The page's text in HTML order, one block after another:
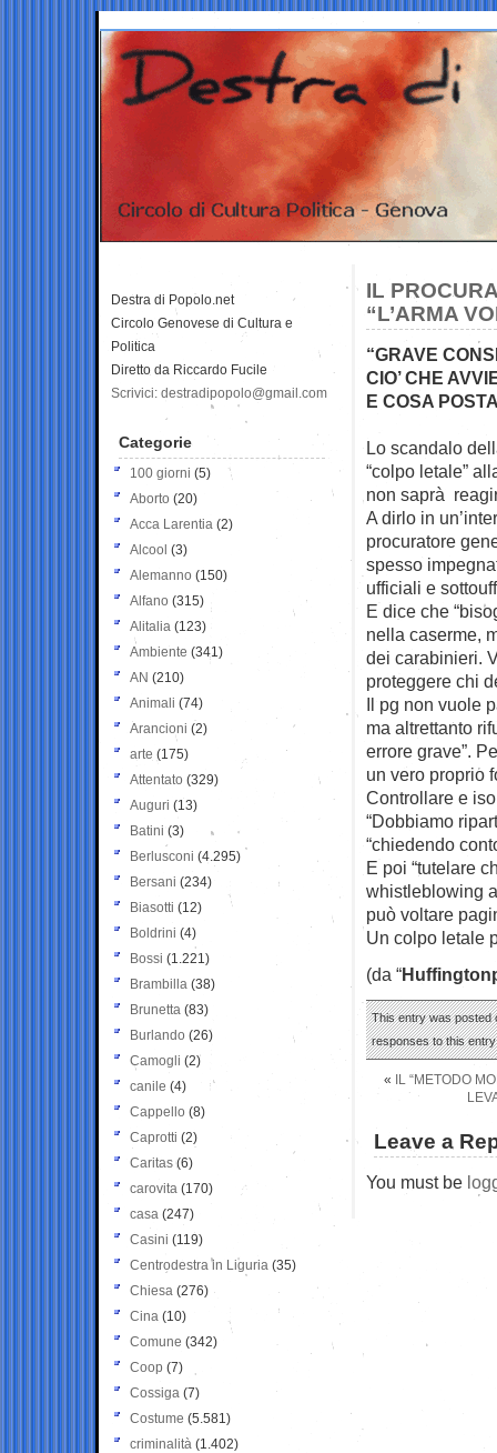
IL
“L’ARMA
“GRAVE
CIO’ CHE
E COSA
Lo scandalo
“colpo letale”
non saprà
A dirlo in
procuratore
spesso
ufficiali e
E dice che
nella caserme,
dei carabinieri.
proteggere chi
Il pg non vuole
ma altrettanto
errore grave”.
un vero proprio
Controllare e
“Dobbiamo
“chiedendo
E poi “tutelare
whistleblowing
può voltare
Un colpo letale
(da “
This entry was posted
responses to this
«
IL “METODO
Leave a
You must be
Destra di Popolo.net
Circolo Genovese di Cultura e
Politica
Diretto da Riccardo Fucile
Scrivici: destradipopolo@gmail.com
Categorie
100 giorni (5)
Aborto (20)
Acca Larentia (2)
Alcool (3)
Alemanno (150)
Alfano (315)
Alitalia (123)
Ambiente (341)
AN (210)
Animali (74)
Arancioni (2)
arte (175)
Attentato (329)
Auguri (13)
Batini (3)
Berlusconi (4.295)
Bersani (234)
Biasotti (12)
Boldrini (4)
Bossi (1.221)
Brambilla (38)
Brunetta (83)
Burlando (26)
Camogli (2)
canile (4)
Cappello (8)
Caprotti (2)
Caritas (6)
carovita (170)
casa (247)
Casini (119)
Centrodestra in Liguria (35)
Chiesa (276)
Cina (10)
Comune (342)
Coop (7)
Cossiga (7)
Costume (5.581)
criminalità (1.402)